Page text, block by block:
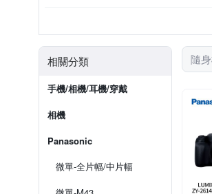
相關分類
手機/相機/耳機/穿戴
相機
Panasonic
微單-全片幅/中片幅
隨